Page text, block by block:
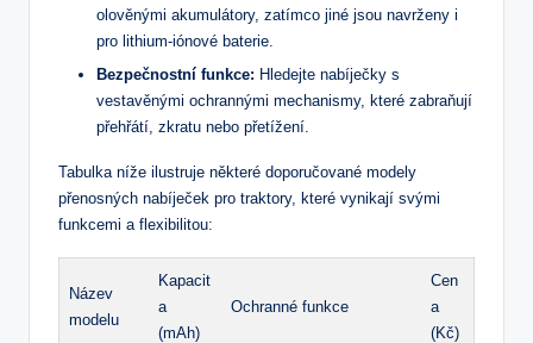
olověnými akumulátory, zatímco jiné jsou navrženy i
pro lithium-iónové baterie.
Bezpečnostní funkce: Hledejte nabíječky s
vestavěnými ochrannými mechanismy, které zabraňují
přehřátí, zkratu nebo přetížení.
Tabulka níže ilustruje některé doporučované modely
přenosných nabíječek pro traktory, které vynikají svými
funkcemi a flexibilitou:
Název
modelu
Kapacit
a
(mAh)
Ochranné funkce
Cen
a
(Kč)